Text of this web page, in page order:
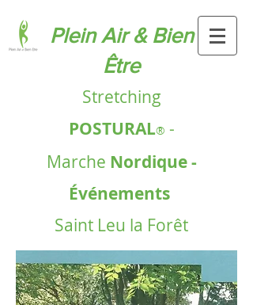
Plein Air & Bien
Être​
Stretching
POSTURAL® -
Marche Nordique -
Événements
Saint Leu la Forêt
(95)